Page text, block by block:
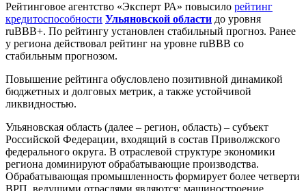
Рейтинговое агентство «Эксперт РА» повысило рейтинг
кредитоспособности Ульяновской области до уровня
ruВВВ+. По рейтингу установлен стабильный прогноз. Ранее
у региона действовал рейтинг на уровне ruВВВ со
стабильным прогнозом.
Повышение рейтинга обусловлено позитивной динамикой
бюджетных и долговых метрик, а также устойчивой
ликвидностью.
Ульяновская область (далее – регион, область) – субъект
Российской Федерации, входящий в состав Приволжского
федерального округа. В отраслевой структуре экономики
региона доминируют обрабатывающие производства.
Обрабатывающая промышленность формирует более четверти